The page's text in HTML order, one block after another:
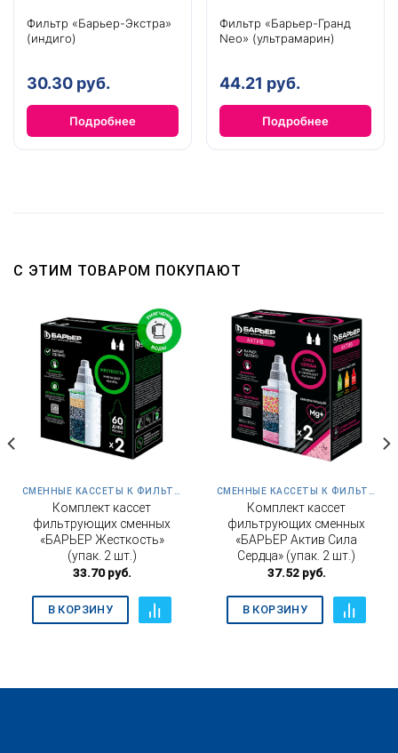
Фильтр «Барьер-Экстра»
(индиго)
30.30 руб.
Подробнее
Фильтр «Барьер-Гранд
Neo» (ультрамарин)
44.21 руб.
Подробнее
С ЭТИМ ТОВАРОМ ПОКУПАЮТ
СМЕННЫЕ КАССЕТЫ К ФИЛЬТРАМ КУВШИНАМ
Комплект кассет
фильтрующих сменных
«БАРЬЕР Жесткость»
(упак. 2 шт.)
33.70руб.
В КОРЗИНУ
СМЕННЫЕ КАССЕТЫ К ФИЛЬТРАМ КУВШИНАМ
Комплект кассет
фильтрующих сменных
«БАРЬЕР Актив Сила
Сердца» (упак. 2 шт.)
37.52руб.
В КОРЗИНУ